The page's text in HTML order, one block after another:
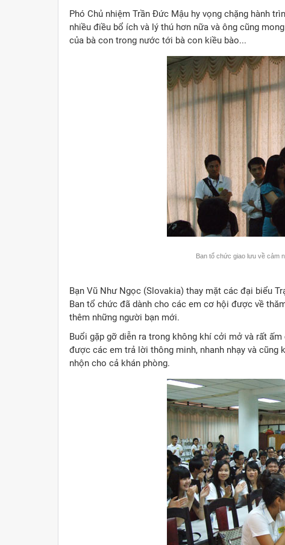
Phó Chủ nhiệm Trần Đức Mậu hy vọng chặng hành
nhiều điều bổ ích và lý thú hơn nữa và ông cũng
của bà con trong nước tới bà con kiều bào...
Ban tổ chức giao lưu về cảm
Bạn Vũ Như Ngọc (Slovakia) thay mặt các đại biểu
Ban tổ chức đã dành cho các em cơ hội được về
thêm những người bạn mới.
Buổi gặp gỡ diễn ra trong không khí cởi mở và rất
được các em trả lời thông minh, nhanh nhạy và
nhộn cho cả khán phòng.